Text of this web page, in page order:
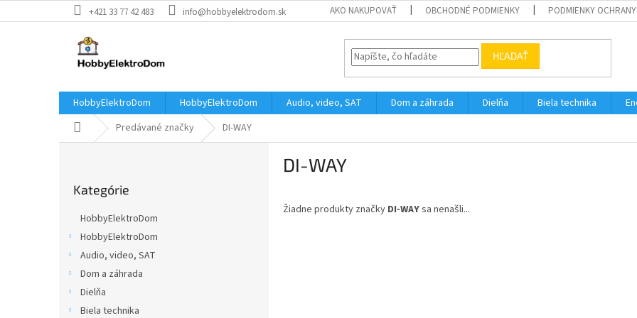
na
+421 33 77 42 483 info@hobbyelektrodom.sk AKO NAKUPOVAŤ OBCHODNÉ PODMIENKY PODMIENKY OCHRANY
HĽADAŤ
HobbyElektroDom HobbyElektroDom Audio, video, SAT Dom a záhrada Dielňa Biela technika
DomovPredávané značky DI-WAY
kategórie
Kategórie
HobbyElektroDom
HobbyElektroDom
Audio, video, SAT
Dom a záhrada
Dielňa
Biela technika
DI-WAY
Žiadne produkty značky DI-WAYsa nenašli...